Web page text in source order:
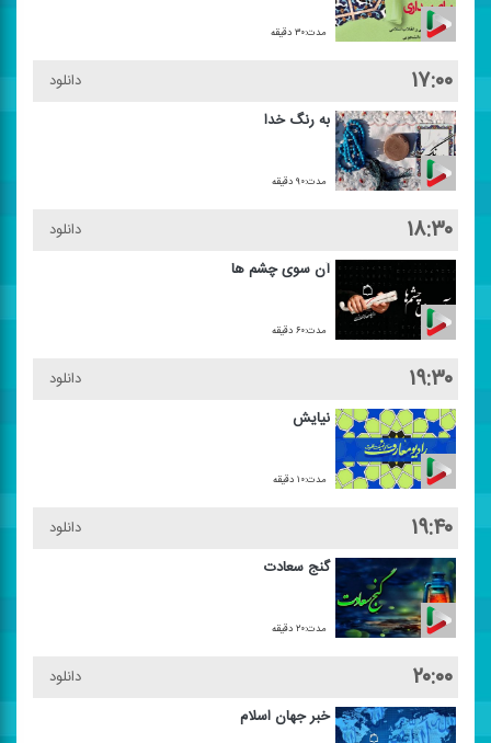
مدت:۳۰ دقیقه
۱۷:۰۰
دانلود
به رنگ خدا
مدت:۹۰ دقیقه
۱۸:۳۰
دانلود
آن سوی چشم ها
مدت:۶۰ دقیقه
۱۹:۳۰
دانلود
نیایش
مدت:۱۰ دقیقه
۱۹:۴۰
دانلود
گنج سعادت
مدت:۲۰ دقیقه
۲۰:۰۰
دانلود
خبر جهان اسلام